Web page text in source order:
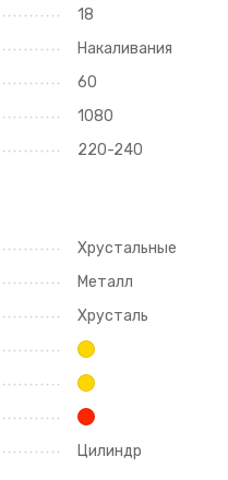
18
Накаливания
60
1080
220-240
Хрустальные
Металл
Хрусталь
Цилиндр